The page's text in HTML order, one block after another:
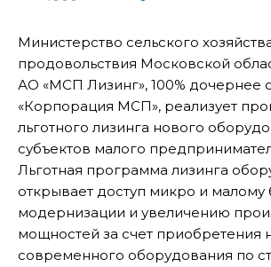
Министерство сельского
продовольствия Московской
АО «МСП Лизинг», 100% дочернее
«Корпорация МСП», реализует
льготного лизинга нового
субъектов малого
Льготная программа лизинга
открывает доступ микро и малому
модернизации и увеличению
мощностей за счет приобретения
современного оборудования по